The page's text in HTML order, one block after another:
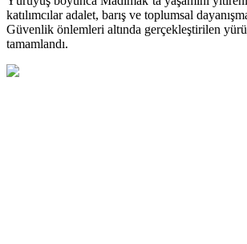
katılımcılar adalet, barış ve toplumsal
Güvenlik önlemleri altında gerçekleştirilen
tamamlandı.